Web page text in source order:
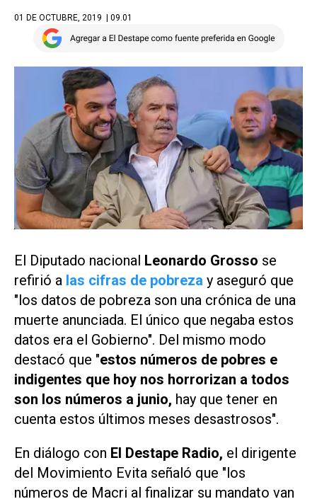
01 DE OCTUBRE, 2019 | 09.01
El Diputado nacional Leonardo Grosso se
refirió a las cifras de pobreza y aseguró que
"los datos de pobreza son una crónica de una
muerte anunciada. El único que negaba estos
datos era el Gobierno". Del mismo modo
destacó que "estos números de pobres e
indigentes que hoy nos horrorizan a todos
son los números a junio, hay que tener en
cuenta estos últimos meses desastrosos".
En diálogo con El Destape Radio, el dirigente
del Movimiento Evita señaló que "los
números de Macri al finalizar su mandato van